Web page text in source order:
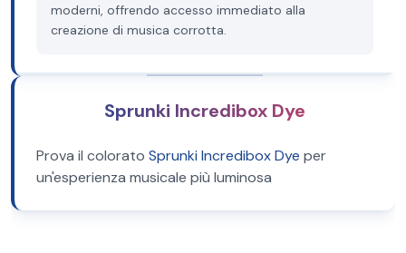
moderni, offrendo accesso immediato alla
creazione di musica corrotta.
Sprunki Incredibox Dye
Prova il colorato Sprunki Incredibox Dye per
un'esperienza musicale più luminosa